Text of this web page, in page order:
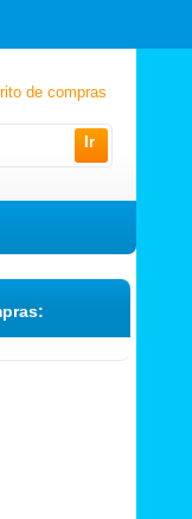
Ir
de compras